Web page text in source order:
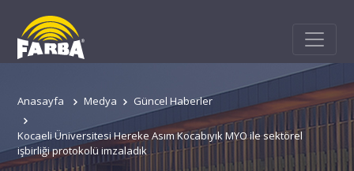
Anasayfa Medya Güncel Haberler
Kocaeli Üniversitesi Hereke Asım Kocabıyık MYO ile sektörel
işbirliği protokolü imzaladık